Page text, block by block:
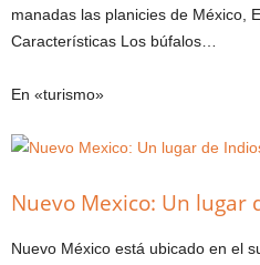
manadas las planicies de México,
Características Los búfalos…
En «turismo»
Nuevo Mexico: Un lugar
Nuevo México está ubicado en el